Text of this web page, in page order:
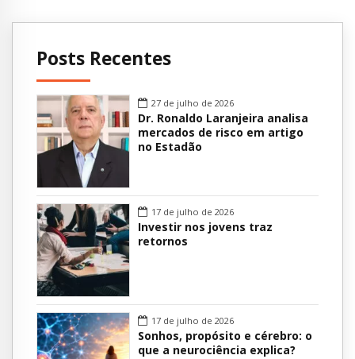
Posts Recentes
27 de julho de 2026
Dr. Ronaldo Laranjeira analisa
mercados de risco em artigo
no Estadão
17 de julho de 2026
Investir nos jovens traz
retornos
17 de julho de 2026
Sonhos, propósito e cérebro: o
que a neurociência explica?